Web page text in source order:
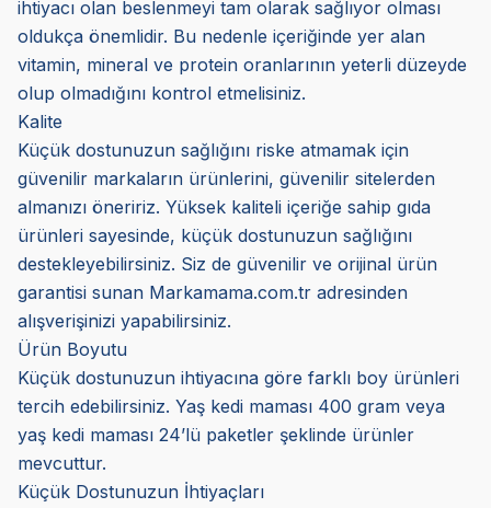
ihtiyacı olan beslenmeyi tam olarak sağlıyor olması
oldukça önemlidir. Bu nedenle içeriğinde yer alan
vitamin, mineral ve protein oranlarının yeterli düzeyde
olup olmadığını kontrol etmelisiniz.
Kalite
Küçük dostunuzun sağlığını riske atmamak için
güvenilir markaların ürünlerini, güvenilir sitelerden
almanızı öneririz. Yüksek kaliteli içeriğe sahip gıda
ürünleri sayesinde, küçük dostunuzun sağlığını
destekleyebilirsiniz. Siz de güvenilir ve orijinal ürün
garantisi sunan Markamama.com.tr adresinden
alışverişinizi yapabilirsiniz.
Ürün Boyutu
Küçük dostunuzun ihtiyacına göre farklı boy ürünleri
tercih edebilirsiniz. Yaş kedi maması 400 gram veya
yaş kedi maması 24’lü paketler şeklinde ürünler
mevcuttur.
Küçük Dostunuzun İhtiyaçları